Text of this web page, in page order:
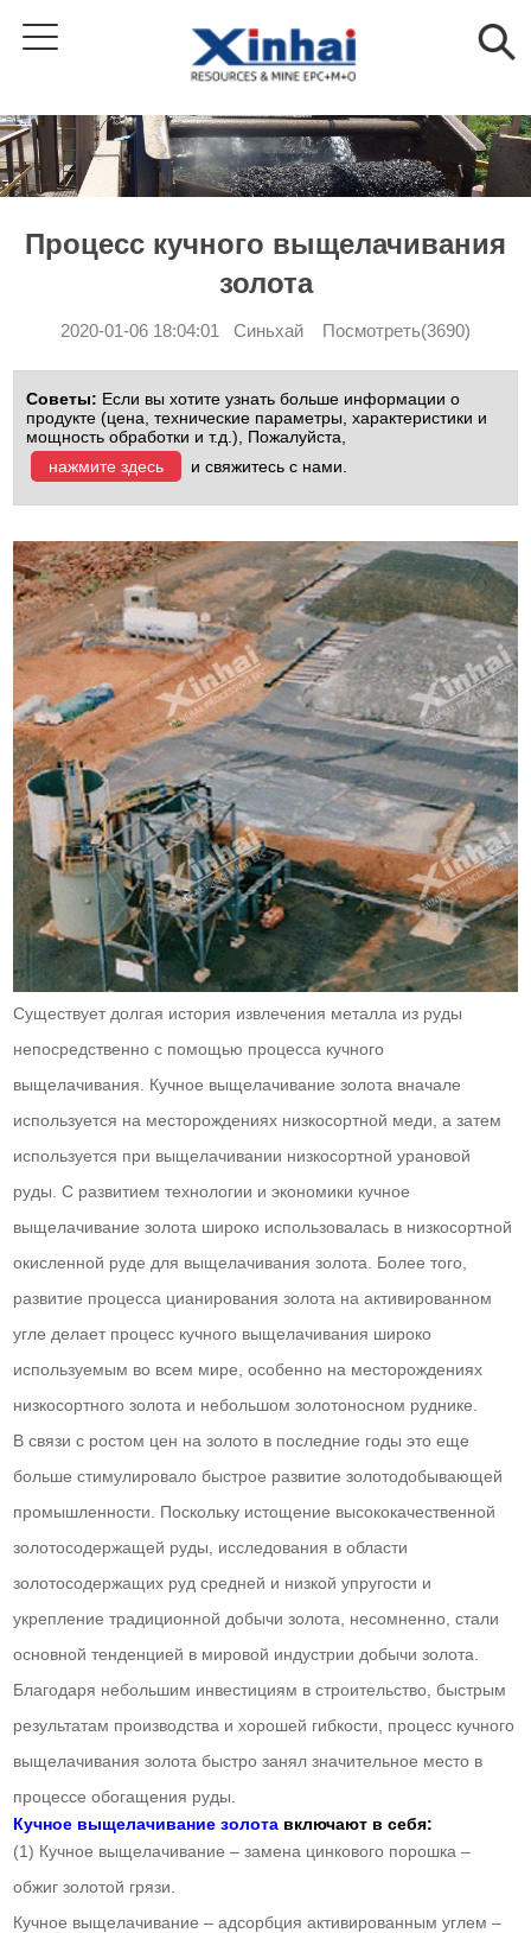
Процесс кучного выщелачивания
золота
2020-01-06 18:04:01 Синьхай Посмотреть(3690)
Советы: Если вы хотите узнать больше информации о
продукте (цена, технические параметры, характеристики и
мощность обработки и т.д.), Пожалуйста,
нажмите здесь
и свяжитесь с нами.
Существует долгая история извлечения металла из руды
непосредственно с помощью процесса кучного
выщелачивания. Кучное выщелачивание золота вначале
используется на месторождениях низкосортной меди, а затем
используется при выщелачивании низкосортной урановой
руды. С развитием технологии и экономики кучное
выщелачивание золота широко использовалась в низкосортной
окисленной руде для выщелачивания золота. Более того,
развитие процесса цианирования золота на активированном
угле делает процесс кучного выщелачивания широко
используемым во всем мире, особенно на месторождениях
низкосортного золота и небольшом золотоносном руднике.
В связи с ростом цен на золото в последние годы это еще
больше стимулировало быстрое развитие золотодобывающей
промышленности. Поскольку истощение высококачественной
золотосодержащей руды, исследования в области
золотосодержащих руд средней и низкой упругости и
укрепление традиционной добычи золота, несомненно, стали
основной тенденцией в мировой индустрии добычи золота.
Благодаря небольшим инвестициям в строительство, быстрым
результатам производства и хорошей гибкости, процесс кучного
выщелачивания золота быстро занял значительное место в
процессе обогащения руды.
Кучное выщелачивание золота включают в себя:
(1) Кучное выщелачивание – замена цинкового порошка –
обжиг золотой грязи.
Кучное выщелачивание – адсорбция активированным углем –